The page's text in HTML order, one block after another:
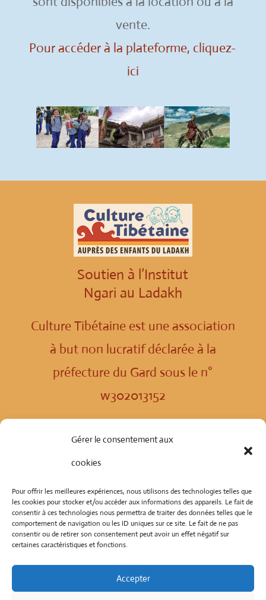
Gérer le consentement aux
cookies
Pour offrir les meilleures expériences, nous utilisons des technologies telles que
les cookies pour stocker et/ou accéder aux informations des appareils. Le fait de
consentir à ces technologies nous permettra de traiter des données telles que le
comportement de navigation ou les ID uniques sur ce site. Le fait de ne pas
consentir ou de retirer son consentement peut avoir un effet négatif sur
certaines caractéristiques et fonctions.
Accepter
vente.
Pour accéder à la plateforme, cliquez-
ici
Soutien à l’Institut
Ngari au Ladakh
Culture Tibétaine est une association
à but non lucratif déclarée à la
préfecture du Gard sous le n°
w302013152
© Copyright 2024
Tous droits réservés
Facebook Culture Tibétaine